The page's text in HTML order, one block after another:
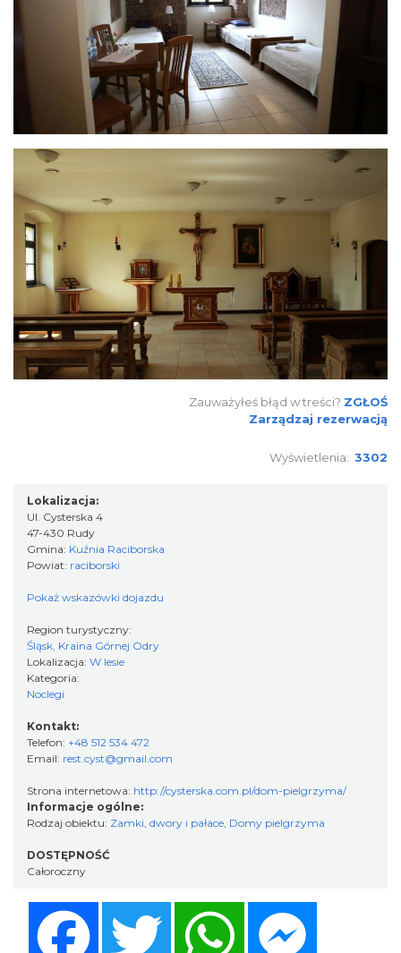
Zauważyłeś błąd w treści? ZGŁOŚ
Zarządzaj rezerwacją
Wyświetlenia: 3302
Lokalizacja:
Ul. Cysterska 4
47-430 Rudy
Gmina: Kuźnia Raciborska
Powiat: raciborski
Pokaż wskazówki dojazdu
Region turystyczny:
Śląsk, Kraina Górnej Odry
Lokalizacja: W lesie
Kategoria:
Noclegi
Kontakt:
Telefon: +48 512 534 472
Email: rest.cyst@gmail.com
Strona internetowa: http://cysterska.com.pl/dom-pielgrzyma/
Informacje ogólne:
Rodzaj obiektu: Zamki, dwory i pałace Domy pielgrzyma
DOSTĘPNOŚĆ
Całoroczny
Twitter